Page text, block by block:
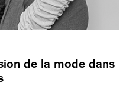
de la mode dans